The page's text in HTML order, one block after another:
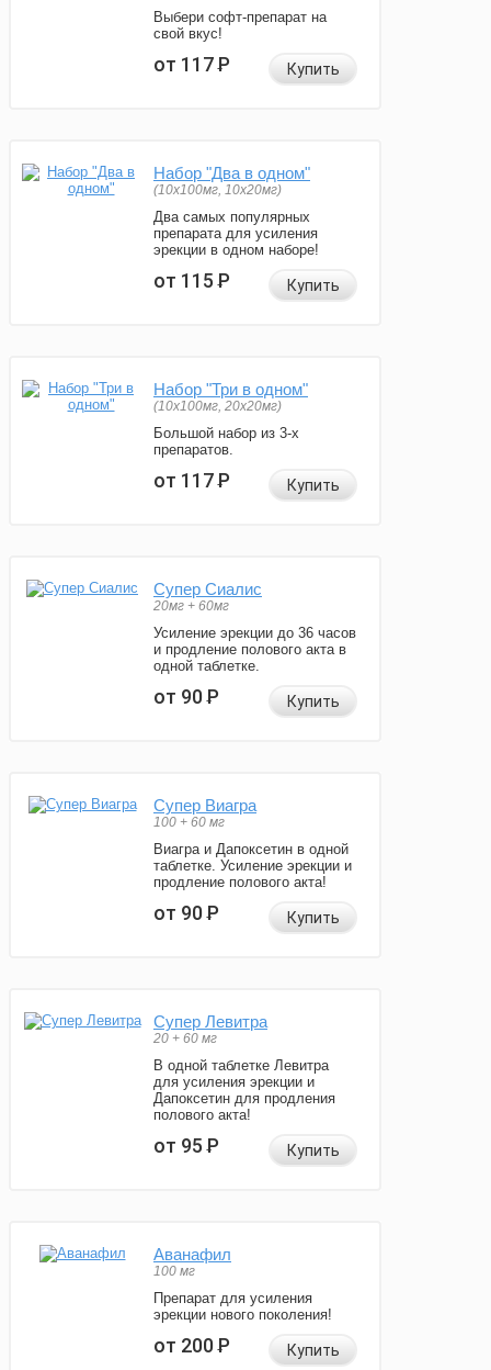
Выбери софт-препарат на
свой вкус!
от 117Р Купить
Набор "Два в одном"
(10x100мг, 10x20мг)
Два самых популярных
препарата для усиления
эрекции в одном наборе!
от 115Р Купить
Набор "Три в одном"
(10x100мг, 20x20мг)
Большой набор из 3-х
препаратов.
от 117Р Купить
Супер Сиалис
20мг + 60мг
Усиление эрекции до 36 часов
и продление полового акта в
одной таблетке.
от 90Р Купить
Супер Виагра
100 + 60 мг
Виагра и Дапоксетин в одной
таблетке. Усиление эрекции и
продление полового акта!
от 90Р Купить
Супер Левитра
20 + 60 мг
В одной таблетке Левитра
для усиления эрекции и
Дапоксетин для продления
полового акта!
от 95Р Купить
Аванафил
100 мг
Препарат для усиления
эрекции нового поколения!
от 200Р Купить